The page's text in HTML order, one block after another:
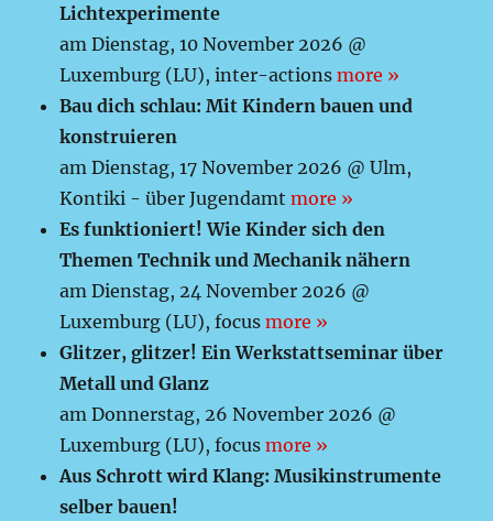
Lichtexperimente
am Dienstag, 10 November 2026 @
Luxemburg (LU), inter-actionsmore »
Bau dich schlau: Mit Kindern bauen und
konstruieren
am Dienstag, 17 November 2026 @ Ulm,
Kontiki - über Jugendamtmore »
Es funktioniert! Wie Kinder sich den
Themen Technik und Mechanik nähern
am Dienstag, 24 November 2026 @
Luxemburg (LU), focusmore »
Glitzer, glitzer! Ein Werkstattseminar über
Metall und Glanz
am Donnerstag, 26 November 2026 @
Luxemburg (LU), focusmore »
Aus Schrott wird Klang: Musikinstrumente
selber bauen!